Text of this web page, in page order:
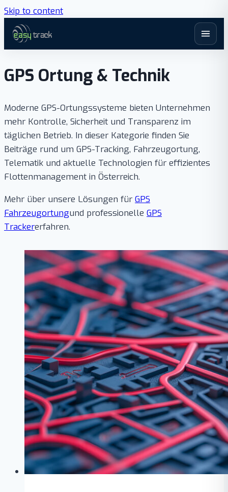
Skip to content
GPS Ortung & Technik
Moderne GPS-Ortungssysteme bieten Unternehmen
mehr Kontrolle, Sicherheit und Transparenz im
täglichen Betrieb. In dieser Kategorie finden Sie
Beiträge rund um GPS-Tracking, Fahrzeugortung,
Telematik und aktuelle Technologien für effizientes
Flottenmanagement in Österreich.
Mehr über unsere Lösungen für GPS
Fahrzeugortungund professionelle GPS
Trackererfahren.